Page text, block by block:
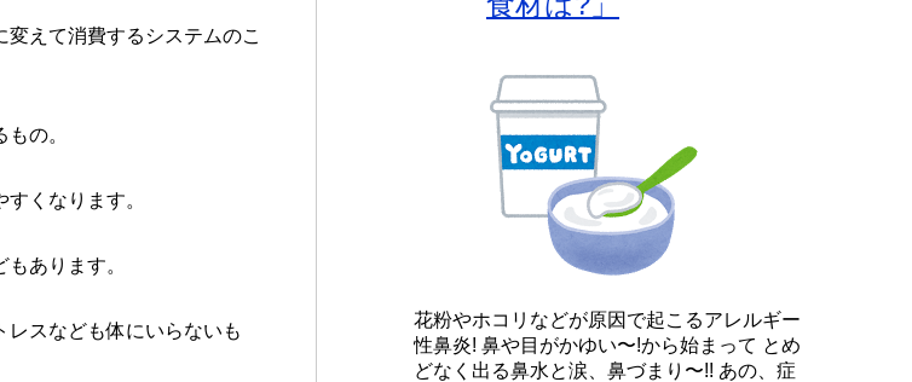
えて消費するシステムのこ
の。
くなります。
あります。
レスなども体にいらないも
花粉やホコリなどが原因で起こるアレルギー
性鼻炎! 鼻や目がかゆい〜!から始まって とめ
どなく出る鼻水と涙、鼻づまり〜!! あの、症